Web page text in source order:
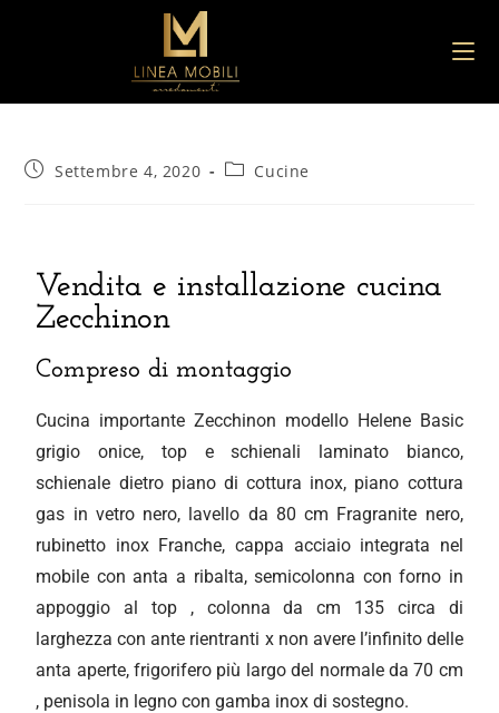
Settembre 4, 2020 Cucine
Vendita e installazione cucina
Zecchinon
Compreso di montaggio
Cucina importante Zecchinon modello Helene Basic
grigio onice, top e schienali laminato bianco,
schienale dietro piano di cottura inox, piano cottura
gas in vetro nero, lavello da 80 cm Fragranite nero,
rubinetto inox Franche, cappa acciaio integrata nel
mobile con anta a ribalta, semicolonna con forno in
appoggio al top , colonna da cm 135 circa di
larghezza con ante rientranti x non avere l’infinito delle
anta aperte, frigorifero più largo del normale da 70 cm
, penisola in legno con gamba inox di sostegno.